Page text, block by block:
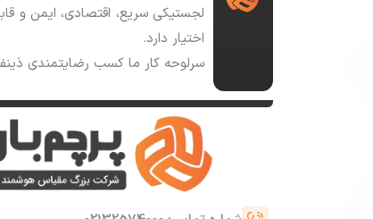
لجستیکی سریع، اقتصادی، ایمن و
اختیار دارد.
سرلوحه کار ما کسب رضایتمندی